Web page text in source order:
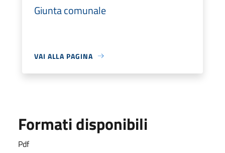
Giunta comunale
VAI ALLA PAGINA
Formati disponibili
Pdf